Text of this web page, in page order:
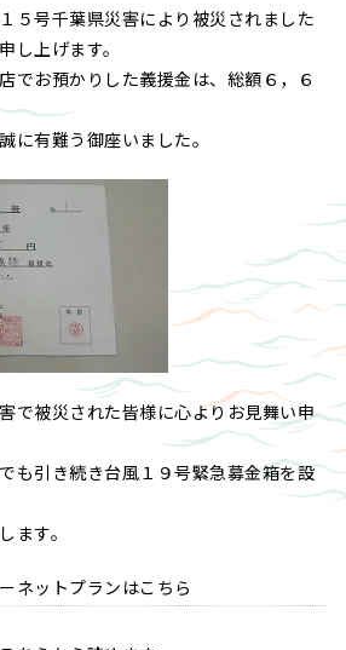
５号千葉県災害により被災されました
し上げます。
でお預かりした義援金は、総額６，６
に有難う御座いました。
で被災された皆様に心よりお見舞い申
も引き続き台風１９号緊急募金箱を設
ます。
ネットプランはこちら